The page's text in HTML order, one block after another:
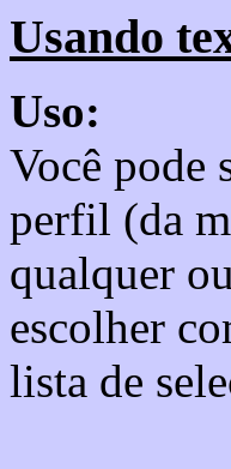
Usando
Uso:
Você pode
perfil (da
qualquer
escolher
lista de